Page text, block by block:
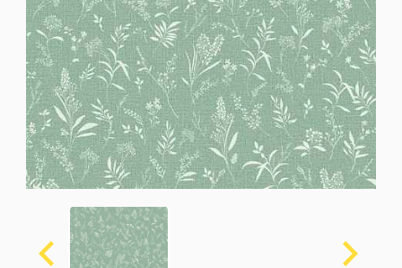
Компания
Личный кабинет
Москва (сменить город)
Заказать обратный звонок